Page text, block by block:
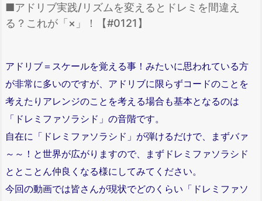
■アドリブ実践/リズムを変えるとドレミを間違え
る？これが「×」！【#0121】
アドリブ＝スケールを覚える事！みたいに思われている方
が非常に多いのですが、アドリブに限らずコードのことを
考えたりアレンジのことを考える場合も基本となるのは
「ドレミファソラシド」の音階です。
自在に「ドレミファソラシド」が弾けるだけで、まずバァ
～～！と世界が広がりますので、まずドレミファソラシド
ととことん仲良くなる様にしてみてください。
今回の動画では皆さんが現状でどのくらい「ドレミファソ